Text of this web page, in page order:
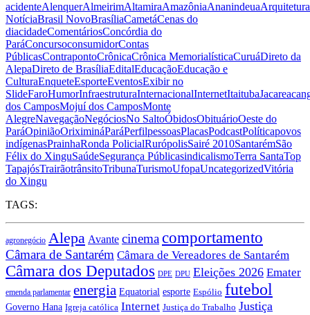
acidenteAlenquerAlmeirimAltamiraAmazôniaAnanindeuaArquitetura
NotíciaBrasil NovoBrasíliaCametáCenas do
diacidadeComentáriosConcórdia do
ParáConcursoconsumidorContas
PúblicasContrapontoCrônicaCrônica MemorialísticaCuruáDireto da
AlepaDireto de BrasíliaEditalEducaçãoEducação e
CulturaEnqueteEsporteEventosExibir no
SlideFaroHumorInfraestruturaInternacionalInternetItaituba
dos CamposMojuí dos CamposMonte
AlegreNavegaçãoNegóciosNo SaltoÓbidosObituárioOeste do
ParáOpiniãoOriximináParáPerfilpessoasPlacasPodcastPolíticapovos
indígenasPrainhaRonda PolicialRurópolisSairé 2010SantarémSão
Félix do XinguSaúdeSegurança PúblicasindicalismoTerra SantaTop
TapajósTrairãotrânsitoTribunaTurismoUfopaUncategorizedVitória
do Xingu
TAGS:
agronegócio Alepa Avante cinemacomportamento
Câmara de Santarém Câmara de Vereadores de Santarém
Câmara dos Deputados DPE DPU Eleições 2026 Emater
emenda parlamentar energia Equatorial esporte Espólio futebol
Governo Hana Igreja católica Internet Justiça do Trabalho Justiça